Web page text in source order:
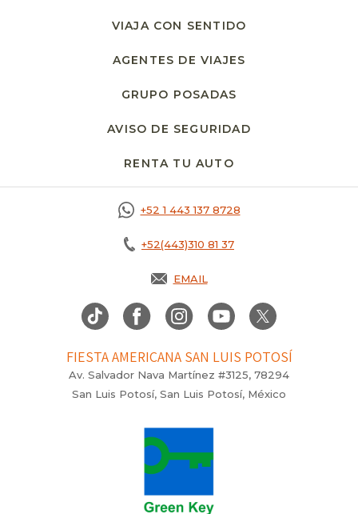
VIAJA CON SENTIDO
AGENTES DE VIAJES
GRUPO POSADAS
AVISO DE SEGURIDAD
RENTA TU AUTO
+52 1 443 137 8728
+52(443)310 81 37
EMAIL
FIESTA AMERICANA SAN LUIS POTOSÍ
Av. Salvador Nava Martínez #3125, 78294
San Luis Potosí, San Luis Potosí, México